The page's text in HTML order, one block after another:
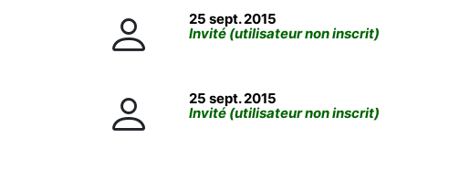
25 sept. 2015
Invité (utilisateur non inscrit)
25 sept. 2015
Invité (utilisateur non inscrit)